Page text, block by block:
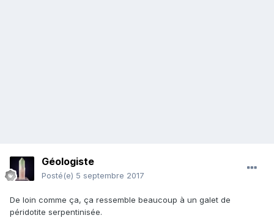
Géologiste
Posté(e) 5 septembre 2017
De loin comme ça, ça ressemble beaucoup à un galet de
péridotite serpentinisée.